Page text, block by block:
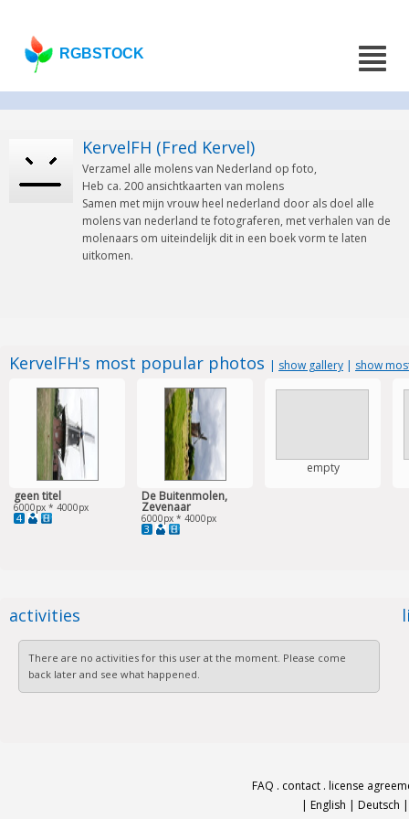
RGBSTOCK
KervelFH (Fred Kervel)
Verzamel alle molens van Nederland op foto,
Heb ca. 200 ansichtkaarten van molens
Samen met mijn vrouw heel nederland door als doel alle
molens van nederland te fotograferen, met verhalen van de
molenaars om uiteindelijk dit in een boek vorm te laten
uitkomen.
KervelFH's most popular photos | show gallery | show
geen titel
6000px * 4000px
4
De Buitenmolen,
Zevenaar
6000px * 4000px
3
empty
activities
There are no activities for this user at the moment. Please come
back later and see what happened.
FAQ . contact . license
| English | Deutsch